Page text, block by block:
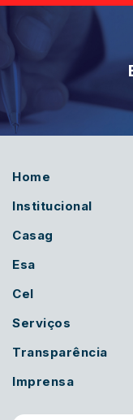
Home
Institucional
Casag
Esa
Cel
Serviços
Transparência
Imprensa